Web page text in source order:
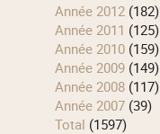
année 2012(182)
année 2011 (125)
année 2010(159)
année 2009(149)
année 2008(117)
année 2007(39)
total (1597)